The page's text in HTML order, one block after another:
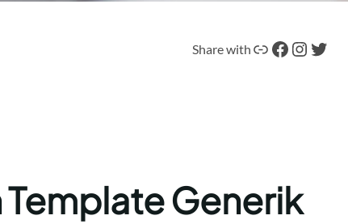
Share with Tautan Facebook Instagram Twitter
Generik